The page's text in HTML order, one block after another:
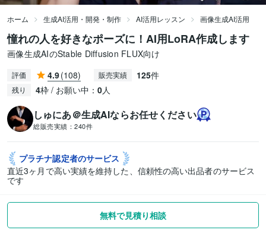
ホーム 生成AI活用・開発・制作 AI活用レッスン 画像生成AI活用
憧れの人を好きなポーズに！AI用LoRA作成します
画像生成AIのStable Diffusion FLUX向け
評価 4.9(108) 販売実績 125件
残り 4枠 / お願い中： 0人
しゅにあ＠生成AIならお任せください
総販売実績： 240件
プラチナ認定者のサービス
直近3ヶ月で高い実績を維持した、信頼性の高い出品者のサービス
です
無料で見積り相談